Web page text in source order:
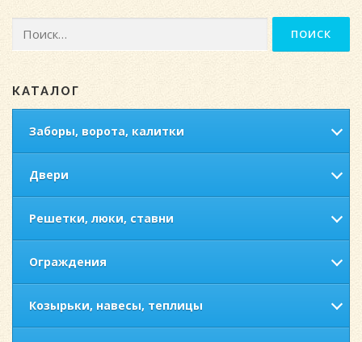
КАТАЛОГ
Заборы, ворота, калитки
Двери
Решетки, люки, ставни
Ограждения
Козырьки, навесы, теплицы